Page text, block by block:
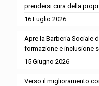
prendersi cura della
16 Luglio 2026
Apre la Barberia Sociale
formazione e inclusione
15 Giugno 2026
Verso il miglioramento